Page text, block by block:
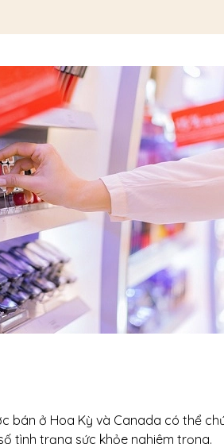
bán ở Hoa Kỳ và Canada có thể
tình trạng sức khỏe nghiêm trọng.